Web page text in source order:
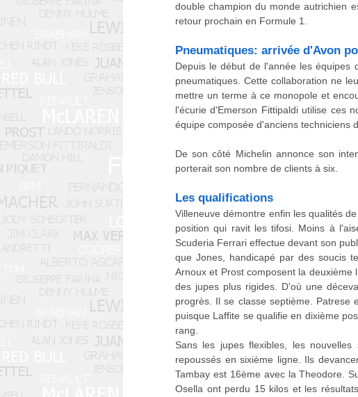
double champion du monde autrichien
retour prochain en Formule 1.
Pneumatiques: arrivée d'Avon
Depuis le début de l'année les équipes
pneumatiques. Cette collaboration ne
mettre un terme à ce monopole et
l'écurie d'Emerson Fittipaldi utilise ces
équipe composée d'anciens techniciens
De son côté Michelin annonce son
porterait son nombre de clients à six.
Les qualifications
Villeneuve démontre enfin les qualités
position qui ravit les tifosi. Moins à
Scuderia Ferrari effectue devant son
que Jones, handicapé par des soucis
Arnoux et Prost composent la
des jupes plus rigides. D'où une
progrès. Il se classe septième.
puisque Laffite se qualifie en dixième
rang.
Sans les jupes flexibles, les
repoussés en sixième ligne. Ils
Tambay est 16ème avec la Theodore.
Osella ont perdu 15 kilos et les